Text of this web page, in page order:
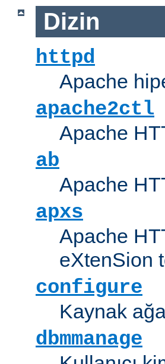
Dizin
httpd
Apache
apache2ctl
Apache
ab
Apache
apxs
Apache
eXtenSion
configure
Kaynak
dbmmanage